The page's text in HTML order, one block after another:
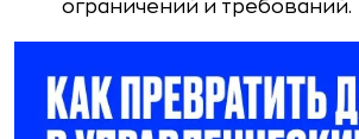
ограничений и требований.